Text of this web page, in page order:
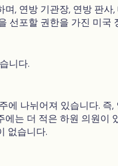
, 연방 기관장, 연방 판사,
선포할 권한을 가진 미국
니다.
에 나뉘어져 있습니다. 즉,
는 더 적은 하원 의원이
없습니다.